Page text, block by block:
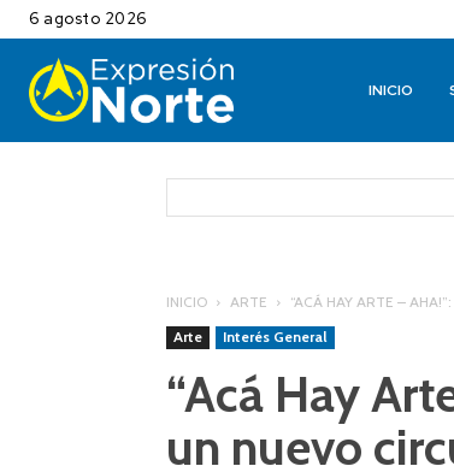
6 agosto 2026
INICIO
INICIO ARTE
“ACÁ HAY ARTE –
Arte
Interés General
“Acá Hay
un nuevo